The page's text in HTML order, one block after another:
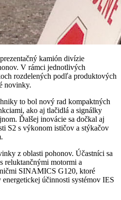
kamión divízie
V rámci jednotlivých
rozdelených podľa produktových
novinky.
to bol nový rad kompaktných
ako aj tlačidlá a signálky
Ďalšej inovácie sa dočkal aj
S2 s výkonom ističov a stýkačov
z oblasti pohonov. Účastníci sa
reluktančnými motormi a
SINAMICS G120, ktoré
účinnosti systémov IES